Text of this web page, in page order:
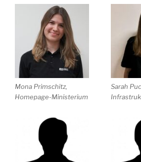
Mona Primschitz,
Homepage-Ministerium
Sarah